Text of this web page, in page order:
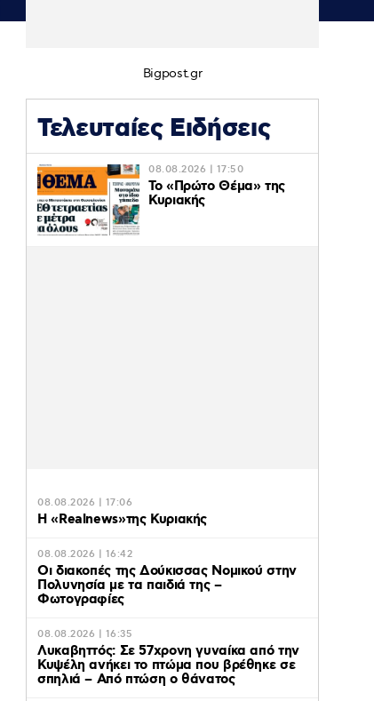
Bigpost.gr
Τελευταίες Ειδήσεις
08.08.2026 | 17:50
Το «Πρώτο Θέμα» της
Κυριακής
08.08.2026 | 17:06
Η «Realnews»της Κυριακής
08.08.2026 | 16:42
Οι διακοπές της Δούκισσας Νομικού στην
Πολυνησία με τα παιδιά της –
Φωτογραφίες
08.08.2026 | 16:35
Λυκαβηττός: Σε 57χρονη γυναίκα από την
Κυψέλη ανήκει το πτώμα που βρέθηκε σε
σπηλιά – Από πτώση ο θάνατος